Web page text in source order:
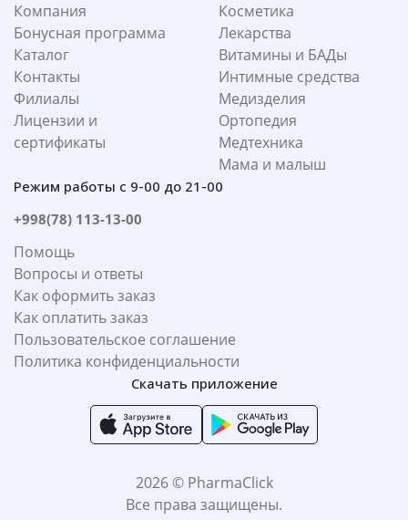
Компания
Бонусная программа
Каталог
Контакты
Филиалы
Лицензии и
сертификаты
Косметика
Лекарства
Витамины и БАДы
Интимные средства
Медизделия
Ортопедия
Медтехника
Мама и малыш
Режим работы с 9-00 до 21-00
+998(78) 113-13-00
Помощь
Вопросы и ответы
Как оформить заказ
Как оплатить заказ
Пользовательское соглашение
Политика конфиденциальности
Скачать приложение
2026 © PharmaClick
Все права защищены.